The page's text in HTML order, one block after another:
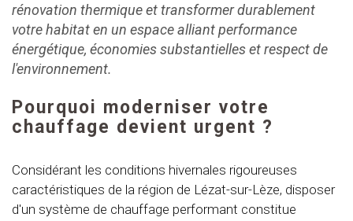
rénovation thermique et transformer durablement
votre habitat en un espace alliant performance
énergétique, économies substantielles et respect de
l'environnement.
Pourquoi moderniser votre
chauffage devient urgent ?
Considérant les conditions hivernales rigoureuses
caractéristiques de la région de Lézat-sur-Lèze, disposer
d'un système de chauffage performant constitue